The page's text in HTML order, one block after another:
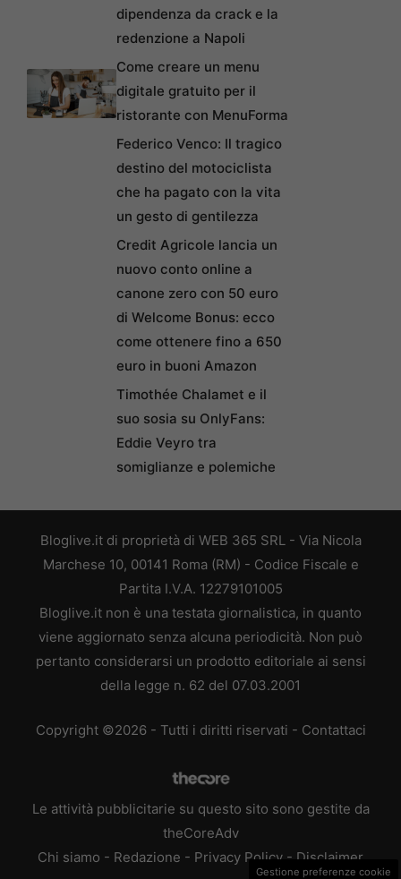
dipendenza da crack e la
redenzione a Napoli
Come creare un menu
digitale gratuito per il
ristorante con MenuForma
Federico Venco: Il tragico
destino del motociclista
che ha pagato con la vita
un gesto di gentilezza
Credit Agricole lancia un
nuovo conto online a
canone zero con 50 euro
di Welcome Bonus: ecco
come ottenere fino a 650
euro in buoni Amazon
Timothée Chalamet e il
suo sosia su OnlyFans:
Eddie Veyro tra
somiglianze e polemiche
Bloglive.it di proprietà di WEB 365 SRL - Via Nicola
Marchese 10, 00141 Roma (RM) - Codice Fiscale e
Partita I.V.A. 12279101005
Bloglive.it non è una testata giornalistica, in quanto
viene aggiornato senza alcuna periodicità. Non può
pertanto considerarsi un prodotto editoriale ai sensi
della legge n. 62 del 07.03.2001
Copyright ©2026 - Tutti i diritti riservati - Contattaci
Le attività pubblicitarie su questo sito sono gestite da
theCoreAdv
Chi siamo - Redazione - Privacy Policy - Disclaimer
Gestione preferenze cookie